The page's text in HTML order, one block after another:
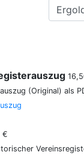
(Original) als
€